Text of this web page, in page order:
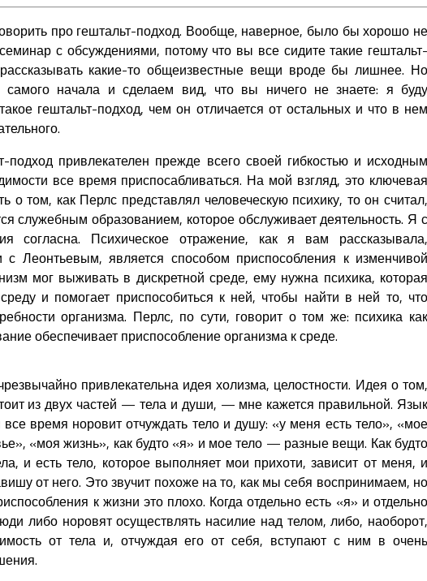
про гештальт-подход. Вообще, наверное, было бы хорошо не
с обсуждениями, потому что вы все сидите такие гештальт-
какие-то общеизвестные вещи вроде бы лишнее. Но
начала и сделаем вид, что вы ничего не знаете: я буду
гештальт-подход, чем он отличается от остальных и что в нем
подход привлекателен прежде всего своей гибкостью и исходным
все время приспосабливаться. На мой взгляд, это ключевая
о том, как Перлс представлял человеческую психику, то он считал,
служебным образованием, которое обслуживает деятельность. Я с
согласна. Психическое отражение, как я вам рассказывала,
Леонтьевым, является способом приспособления к изменчивой
мог выживать в дискретной среде, ему нужна психика, которая
и помогает приспособиться к ней, чтобы найти в ней то, что
организма. Перлс, по сути, говорит о том же: психика как
обеспечивает приспособление организма к среде.
привлекательна идея холизма, целостности. Идея о том,
из двух частей — тела и души, — мне кажется правильной. Язык
все время норовит отчуждать тело и душу: «у меня есть тело», «мое
«моя жизнь», как будто «я» и мое тело — разные вещи. Как будто
и есть тело, которое выполняет мои прихоти, зависит от меня, и
от него. Это звучит похоже на то, как мы себя воспринимаем, но
к жизни это плохо. Когда отдельно есть «я» и отдельно
либо норовят осуществлять насилие над телом, либо, наоборот,
от тела и, отчуждая его от себя, вступают с ним в очень